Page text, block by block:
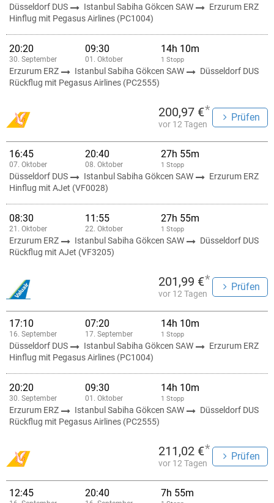
Düsseldorf DUS Istanbul Sabiha Gökcen SAW
Erzurum ERZ
Hinflug mit Pegasus Airlines (PC1004)
20:20
30. September
09:30
01. Oktober
14h 10m
1 Stopp
Erzurum ERZ Istanbul Sabiha Gökcen SAW
Düsseldorf DUS
Rückflug mit Pegasus Airlines (PC2555)
200,97 €*
vor 12 Tagen
Prüfen
16:45
07. Oktober
20:40
08. Oktober
27h 55m
1 Stopp
Düsseldorf DUS Istanbul Sabiha Gökcen SAW
Erzurum ERZ
Hinflug mit AJet (VF0028)
08:30
21. Oktober
11:55
22. Oktober
27h 55m
1 Stopp
Erzurum ERZ Istanbul Sabiha Gökcen SAW
Düsseldorf DUS
Rückflug mit AJet (VF3205)
201,99 €*
vor 12 Tagen
Prüfen
17:10
16. September
07:20
17. September
14h 10m
1 Stopp
Düsseldorf DUS Istanbul Sabiha Gökcen SAW
Erzurum ERZ
Hinflug mit Pegasus Airlines (PC1004)
20:20
30. September
09:30
01. Oktober
14h 10m
1 Stopp
Erzurum ERZ Istanbul Sabiha Gökcen SAW
Düsseldorf DUS
Rückflug mit Pegasus Airlines (PC2555)
211,02 €*
vor 12 Tagen
Prüfen
12:45 20:40 7h 55m